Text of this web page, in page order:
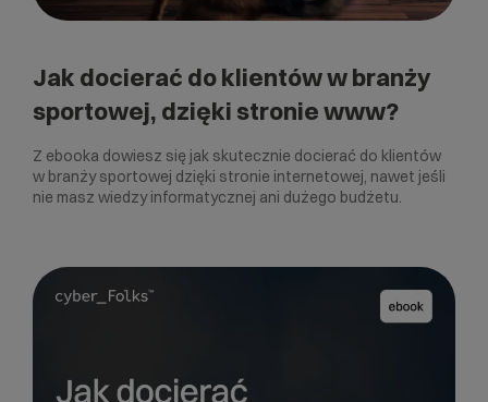
Jak docierać do klientów w branży
sportowej, dzięki stronie www?
Z ebooka dowiesz się jak skutecznie docierać do klientów
w branży sportowej dzięki stronie internetowej, nawet jeśli
nie masz wiedzy informatycznej ani dużego budżetu.